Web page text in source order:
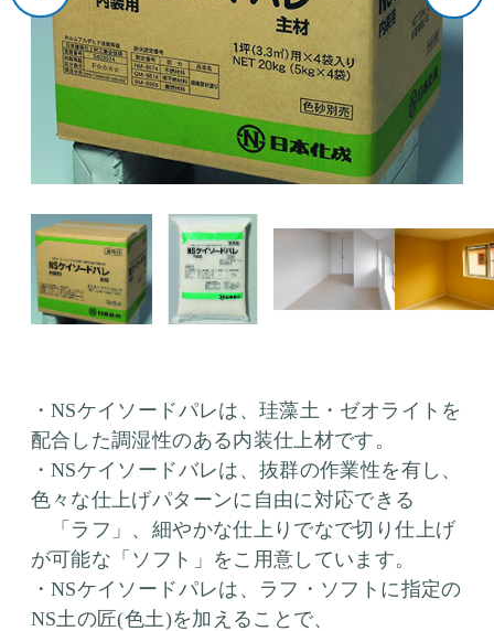
・NSケイソードパレは、珪藻土・ゼオライトを
配合した調湿性のある内装仕上材です。
・NSケイソードバレは、抜群の作業性を有し、
色々な仕上げパターンに自由に対応できる
「ラフ」、細やかな仕上りでなで切り仕上げ
が可能な「ソフト」をこ用意しています。
・NSケイソードパレは、ラフ・ソフトに指定の
NS土の匠(色土)を加えることで、